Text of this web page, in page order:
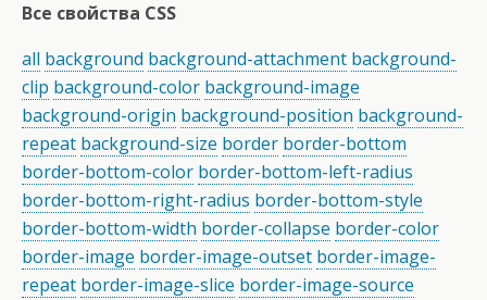
Все свойства CSS
all background background-attachment background-
clip background-color background-image
background-origin background-position background-
repeat background-size border border-bottom
border-bottom-color border-bottom-left-radius
border-bottom-right-radius border-bottom-style
border-bottom-width border-collapse border-color
border-image border-image-outset border-image-
repeat border-image-slice border-image-source